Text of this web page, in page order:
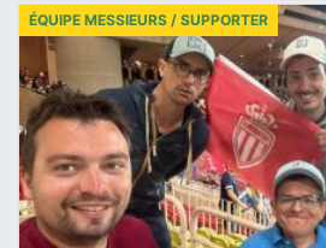
ÉQUIPE MESSIEURS / SUPPORTER